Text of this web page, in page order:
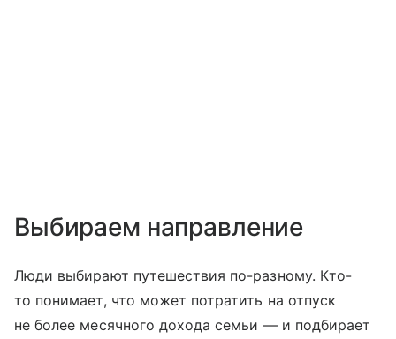
Выбираем направление
Люди выбирают путешествия по-разному. Кто-
то понимает, что может потратить на отпуск
не более месячного дохода семьи — и подбирает